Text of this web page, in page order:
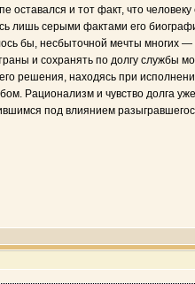
и тот факт, что
лишь серыми фактами его
бы, несбыточной мечты многих
и сохранять по долгу службы
решения, находясь при
Рационализм и чувство долга
под влиянием